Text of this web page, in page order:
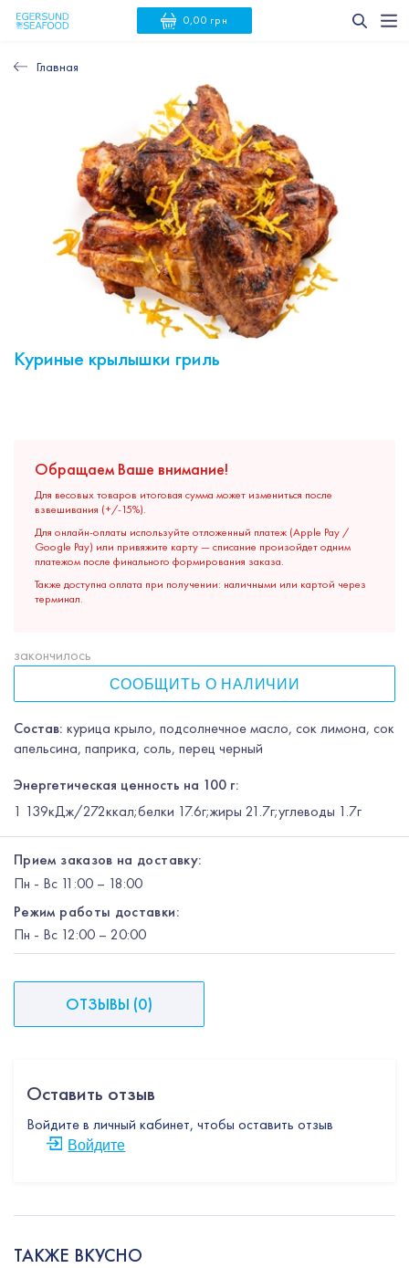
0,00 грн
Главная
Куриные крылышки гриль
Обращаем Ваше внимание!
Для весовых товаров итоговая сумма может измениться после
взвешивания (+/-15%).
Для онлайн-оплаты используйте отложенный платеж (Apple Pay /
Google Pay) или привяжите карту — списание произойдет одним
платежом после финального формирования заказа.
Также доступна оплата при получении: наличными или картой через
терминал.
Состав: курица крыло, подсолнечное масло, сок лимона, сок
апельсина, паприка, соль, перец черный
Энергетическая ценность на 100 г:
1 139кДж/272ккал;белки 17.6г;жиры 21.7г;углеводы 1.7г
закончилось
СООБЩИТЬ О НАЛИЧИИ
Прием заказов на доставку:
Пн - Вс 11:00 – 18:00
Режим работы доставки:
Пн - Вс 12:00 – 20:00
ОТЗЫВЫ (0)
Оставить отзыв
Войдите в личный кабинет, чтобы оставить отзыв
Войдите
ТАКЖЕ ВКУСНО